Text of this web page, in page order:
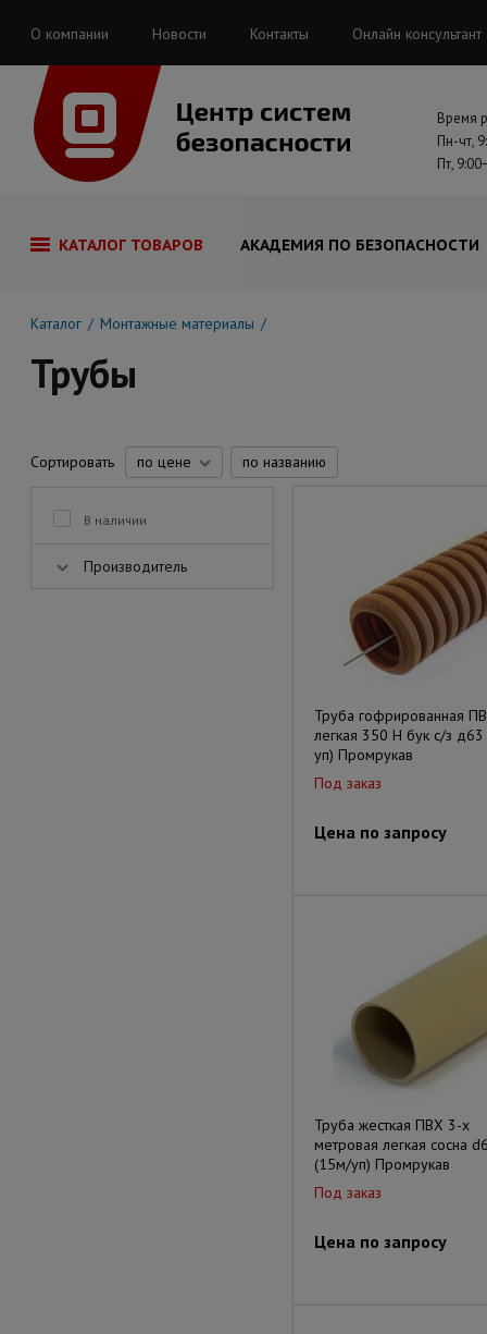
О компании Новости Контакты Онлайн консультант
Время
Пн-чт,
Пт,
КАТАЛОГ ТОВАРОВ АКАДЕМИЯ ПО БЕЗОПАСНОСТИ
Каталог Монтажные материалы
Трубы
Сортировать по цене по названию
В наличии
Производитель
Труба гофрированная
легкая 350 Н бук с/з
уп) Промрукав
Под заказ
Цена по запросу
Труба жесткая ПВХ 3-х
метровая легкая сосна
(15м/уп) Промрукав
Под заказ
Цена по запросу